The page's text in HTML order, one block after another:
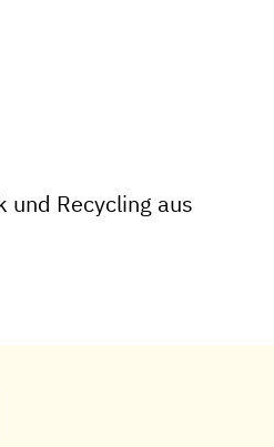
und Recycling aus